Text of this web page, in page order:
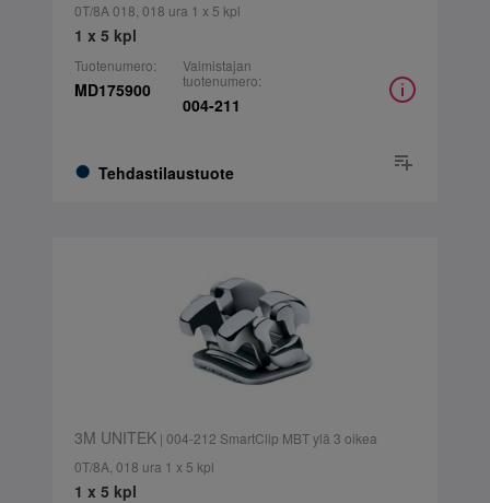
0T/8A 018, 018 ura 1 x 5 kpl
1 x 5 kpl
Tuotenumero:
MD175900
Tehdastilaustuote
Valmistajan
tuotenumero:
004-211
3M UNITEK| 004-212 SmartClip MBT ylä 3 oikea
0T/8A, 018 ura 1 x 5 kpl
1 x 5 kpl